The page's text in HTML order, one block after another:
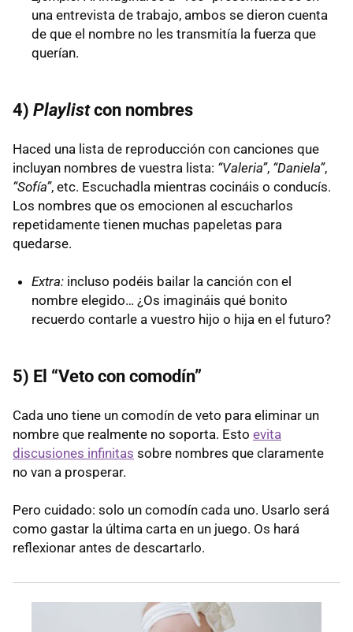
una entrevista de trabajo, ambos se dieron cuenta
de que el nombre no les transmitía la fuerza que
querían.
4) Playlistcon nombres
Haced una lista de reproducción con canciones que
incluyan nombres de vuestra lista: “Valeria”, “Daniela”,
“Sofía”, etc. Escuchadla mientras cocináis o conducís.
Los nombres que os emocionen al escucharlos
repetidamente tienen muchas papeletas para
quedarse.
Extra: incluso podéis bailar la canción con el
nombre elegido… ¿Os imagináis qué bonito
recuerdo contarle a vuestro hijo o hija en el futuro?
5) El “Veto con comodín”
Cada uno tiene un comodín de veto para eliminar un
nombre que realmente no soporta. Esto evita
discusiones infinitas sobre nombres que claramente
no van a prosperar.
Pero cuidado: solo un comodín cada uno. Usarlo será
como gastar la última carta en un juego. Os hará
reflexionar antes de descartarlo.